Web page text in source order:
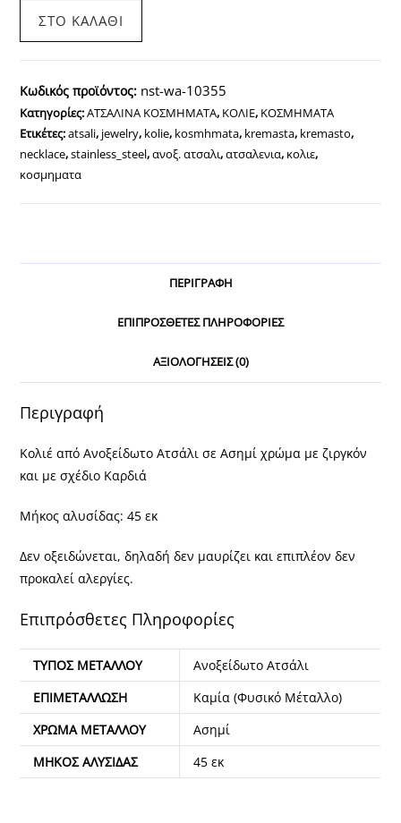
Ατσάλι
με
ζιργκόν
σχέδιο
ΣΤΟ ΚΑΛΆΘΙ
Κωδικός προϊόντος: nst-wa-10355
Κατηγορίες:ΑΤΣΑΛΙΝΑ ΚΟΣΜΗΜΑΤΑ, ΚΟΛΙΕ, ΚΟΣΜΗΜΑΤΑ
Ετικέτες:atsali, jewelry, kolie, kosmhmata, kremasta, kremasto,
necklace,stainless_steel,ανοξ. ατσαλι,ατσαλενια, κολιε,
κοσμηματα
ΠΕΡΙΓΡΑΦΉ
ΕΠΙΠΡΌΣΘΕΤΕΣ ΠΛΗΡΟΦΟΡΊΕΣ
ΑΞΙΟΛΟΓΉΣΕΙΣ (0)
Περιγραφή
Κολιέ από Ανοξείδωτο Ατσάλι σε Ασημί χρώμα με ζιργκόν
και με σχέδιο Καρδιά
Μήκος αλυσίδας: 45 εκ
Δεν οξειδώνεται, δηλαδή δεν μαυρίζει και επιπλέον δεν
προκαλεί αλεργίες.
Επιπρόσθετες Πληροφορίες
ΤΎΠΟΣ ΜΕΤΆΛΛΟΥ
Ανοξείδωτο Ατσάλι
ΕΠΙΜΕΤΆΛΛΩΣΗ
Καμία (Φυσικό Μέταλλο)
ΧΡΏΜΑ ΜΕΤΆΛΛΟΥ
Ασημί
ΜΉΚΟΣ ΑΛΥΣΊΔΑΣ
45 εκ